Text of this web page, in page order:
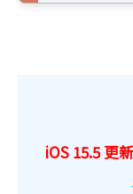
iOS 15.5 更